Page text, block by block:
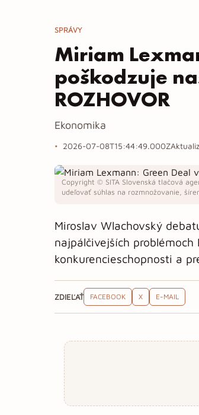
SPRÁVY
Miriam
poškodzuje
ROZHOVOR
Ekonomika
2026-07-08T15:44:49.000Z
Copyright © SITA Slovenská tlačová
udeľovať súhlas na rozmnožovanie,
Miroslav Wlachovský
najpálčivejších
konkurencieschopnosti a
ZDIEĽAŤ FACEBOOK X E-MAIL